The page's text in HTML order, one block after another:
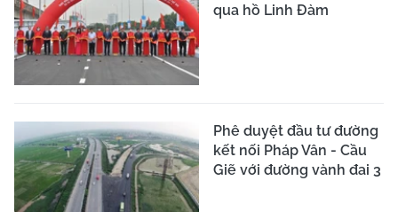
qua hồ Linh Đàm
Phê duyệt đầu tư đường
kết nối Pháp Vân - Cầu
Giẽ với đường vành đai 3